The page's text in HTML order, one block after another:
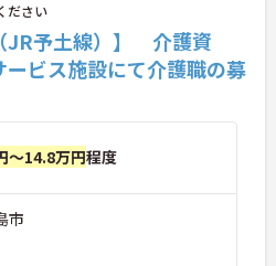
ださい
JR予土線）】 介護資
ビス施設にて介護職の募
～14.8万円程度
市